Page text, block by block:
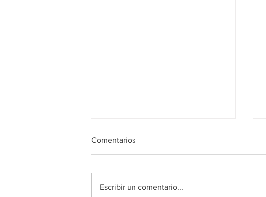
Comentarios
Escribir un comentario...